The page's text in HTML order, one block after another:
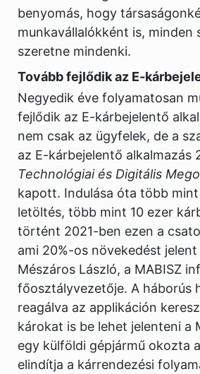
benyomás, hogy
munkavállalókként is, minden
szeretne mindenki.
Tovább fejlődik az E-
Negyedik éve folyamatosan
fejlődik az E-kárbejelentő
nem csak az ügyfelek, de a
az E-kárbejelentő alkalmazás
Technológiai és Digitális
kapott. Indulása óta több
letöltés, több mint 10 ezer
történt 2021-ben ezen a
ami 20%-os növekedést
Mészáros László, a MABISZ
főosztályvezetője. A háborús
reagálva az applikáción
károkat is be lehet jelenteni a
egy külföldi gépjármű okozta
elindítja a kárrendezési